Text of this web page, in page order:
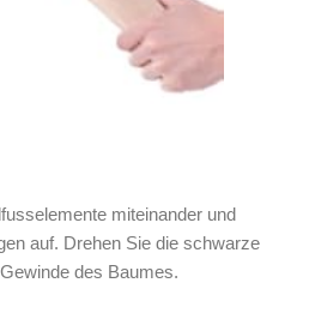
miteinander und
auf. Drehen Sie die schwarze
des Baumes.